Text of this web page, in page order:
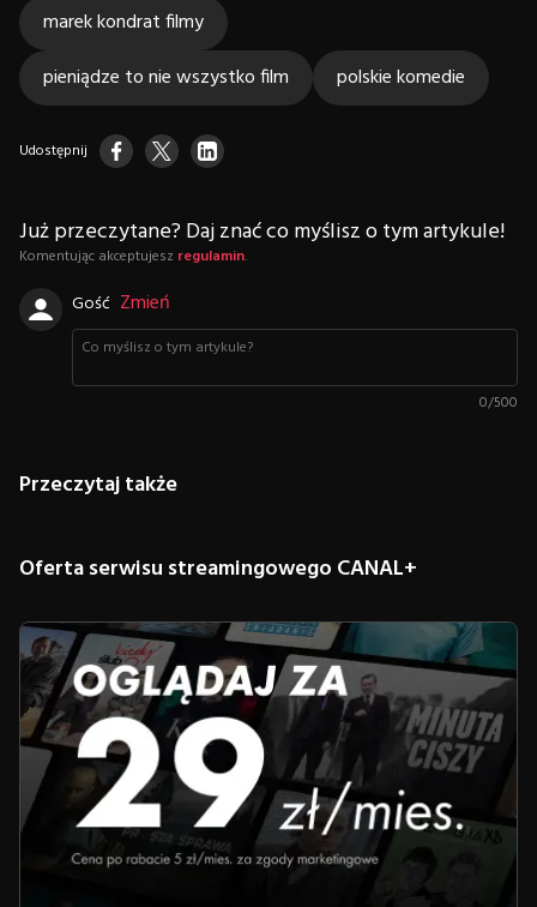
marek kondrat filmy
pieniądze to nie wszystko film
polskie komedie
Udostępnij
Już przeczytane? Daj znać co myślisz o tym artykule!
Komentując akceptujesz regulamin.
Gość Zmień
0/500
Przeczytaj także
Oferta serwisu streamingowego CANAL+